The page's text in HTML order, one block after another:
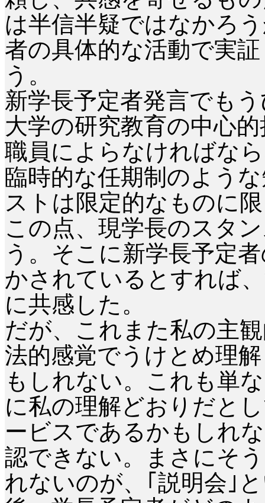
は半信半疑ではなかろ
者の具体的な活動で実
う。
新学長予定者発言でも
大学の研究教育の中心
職員によらなければな
臨時的な任期制のよう
ストは限定的なものに
この点、現学長のスタ
う。そこに新学長予定
かされているとすれば
に共感した。
だが、これまた私の主
法的感覚でうけとめ理
もしれない。これも単
に私の理解どおりだと
ービスであるかもしれ
認できない。まさにそ
れないのが、｢説明会｣